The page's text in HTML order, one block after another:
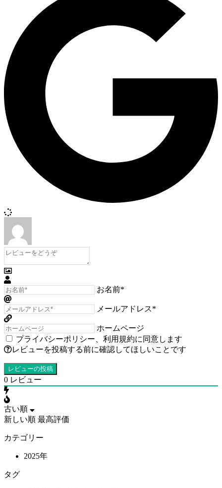
お名前*
メールアドレス*
ホームページ
プライバシーポリシー
利用規約に同意します
レビューを投稿する前に確認してほしいことです
0 レビュー
古い順
新しい順 最高評価
カテゴリー
2025年
タグ